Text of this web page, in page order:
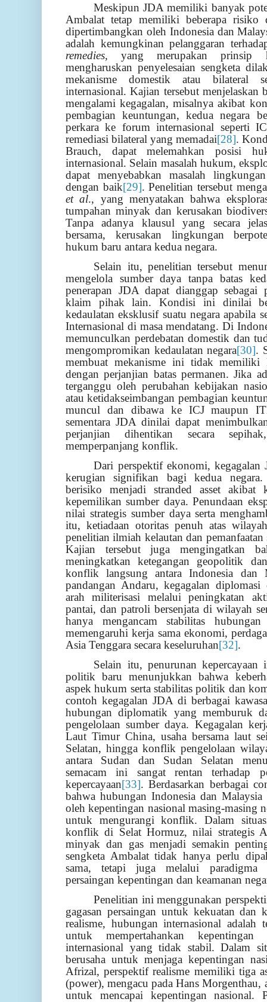
Meskipun JDA memiliki banyak
Ambalat tetap memiliki beberapa risiko
dipertimbangkan oleh Indonesia dan
adalah kemungkinan pelanggaran
remedies, yang merupakan prinsip
mengharuskan penyelesaian sengketa
mekanisme domestik atau bilateral
internasional. Kajian tersebut menjelaskan
mengalami kegagalan, misalnya akibat
pembagian keuntungan, kedua negara
perkara ke forum internasional seperti
remediasi bilateral yang memadai[28].
Brauch, dapat melemahkan posisi
internasional. Selain masalah hukum,
dapat menyebabkan masalah
dengan baik[29]. Penelitian tersebut
et al., yang menyatakan bahwa
tumpahan minyak dan kerusakan
Tanpa adanya klausul yang secara
bersama, kerusakan lingkungan
hukum baru antara kedua negara.
Selain itu, penelitian tersebut
mengelola sumber daya tanpa batas
penerapan JDA dapat dianggap sebagai
klaim pihak lain. Kondisi ini dinilai
kedaulatan eksklusif suatu negara apabila
Internasional di masa mendatang. Di
memunculkan perdebatan domestik dan
mengompromikan kedaulatan negara[30].
membuat mekanisme ini tidak memiliki
dengan perjanjian batas permanen. Jika
terganggu oleh perubahan kebijakan
atau ketidakseimbangan pembagian
muncul dan dibawa ke ICJ maupun
sementara JDA dinilai dapat
perjanjian dihentikan secara
memperpanjang konflik.
Dari perspektif ekonomi,
kerugian signifikan bagi kedua
berisiko menjadi stranded asset akibat
kepemilikan sumber daya. Penundaan
nilai strategis sumber daya serta
itu, ketiadaan otoritas penuh atas
penelitian ilmiah kelautan dan
Kajian tersebut juga mengingatkan
meningkatkan ketegangan geopolitik
konflik langsung antara Indonesia dan
pandangan Andaru, kegagalan
arah militerisasi melalui peningkatan
pantai, dan patroli bersenjata di wilayah
hanya mengancam stabilitas
memengaruhi kerja sama ekonomi,
Asia Tenggara secara keseluruhan[32].
Selain itu, penurunan kepercayaan
politik baru menunjukkan bahwa
aspek hukum serta stabilitas politik dan
contoh kegagalan JDA di berbagai
hubungan diplomatik yang memburuk
pengelolaan sumber daya. Kegagalan
Laut Timur China, usaha bersama laut
Selatan, hingga konflik pengelolaan
antara Sudan dan Sudan Selatan
semacam ini sangat rentan terhadap
kepercayaan[33]. Berdasarkan berbagai
bahwa hubungan Indonesia dan
oleh kepentingan nasional masing-masing
untuk mengurangi konflik. Dalam
konflik di Selat Hormuz, nilai strategis
minyak dan gas menjadi semakin
sengketa Ambalat tidak hanya perlu
sama, tetapi juga melalui paradigma
persaingan kepentingan dan keamanan
Penelitian ini menggunakan
gagasan persaingan untuk kekuatan dan
realisme, hubungan internasional adalah
untuk mempertahankan
internasional yang tidak stabil. Dalam
berusaha untuk menjaga kepentingan
Afrizal, perspektif realisme memiliki tiga
(power), mengacu pada Hans Morgenthau,
untuk mencapai kepentingan nasional.